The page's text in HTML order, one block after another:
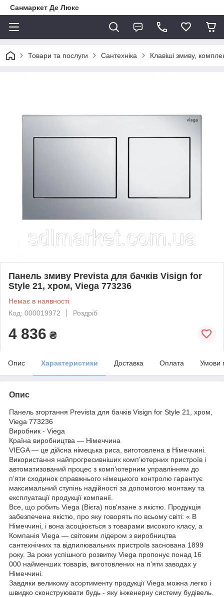
Санмаркет Де Люкс
Товари та послуги Сантехніка Клавіші змиву,
Панель змиву Prevista для бачків Visign for
Style 21, хром, Viega 773236
Немає в наявності
Код: 000019972
Роздріб
4 836 ₴
Опис Характеристики Доставка Оплата Умови
Опис
Панель згортання Prevista для бачків Visign for Style 21, хром,
Viega 773236
Виробник - Viega
Країна виробництва — Німеччина
VIEGA — це дійсна німецька риса, виготовлена в Німеччині.
Використання найпрогресивніших комп’ютерних пристроїв і
автоматизований процес з комп’ютерним управлінням до
п’яти сходинок справжнього німецького контролю гарантує
максимальний ступінь надійності за допомогою монтажу та
експлуатації продукції компанії.
Все, що робить Viega (Вієга) пов'язане з якістю. Продукція
забезпечена якістю, про яку говорять по всьому світі: « В
Німеччині, і вона асоціюється з товарами високого класу, а
Компанія Viega — світовим лідером з виробництва
сантехнічних та відпилювальних пристроїв заснована 1899
року. За роки успішного розвитку Viega пропонує понад 16
000 найменших товарів, виготовлених на п’яти заводах у
Німеччині.
Завдяки великому асортименту продукції Viega можна легко і
швидко сконструювати будь - яку інженерну систему будівель.